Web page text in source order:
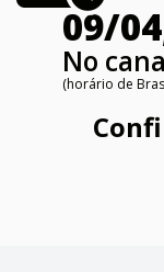
09/
No
(horário de